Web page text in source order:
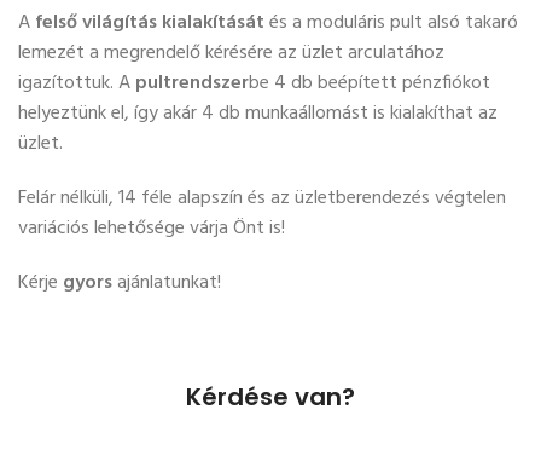
Afelső világítás kialakításátés a moduláris pult alsó takaró
lemezét a megrendelő kérésére az üzlet arculatához
igazítottuk. Apultrendszerbe 4 db beépített pénzfiókot
helyeztünk el, így akár 4 db munkaállomást is kialakíthat az
üzlet.
Felár nélküli, 14 féle alapszín és az üzletberendezés végtelen
variációs lehetősége várja Önt is!
Kérje gyorsajánlatunkat!
Kérdése van?